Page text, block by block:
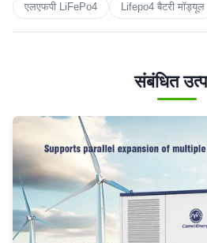
एलएफपी LiFePo4 Lifepo4 बैटरी मॉड्यूल
संबंधित